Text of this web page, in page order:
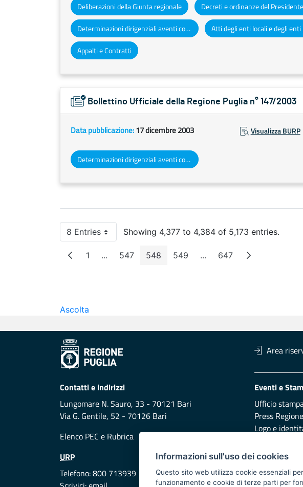
Deliberazioni della Giunta regionale
Determinazioni dirigenziali aventi contenuto di interesse generale
Appalti e Contratti
Bollettino Ufficiale della Regione Puglia n° 147/2003
Data pubblicazione:17 dicembre 2003 Visualizza BURP
Determinazioni dirigenziali aventi contenuto di interesse generale
8 EntriesPer PageShowing 4,377 to 4,384 of 5,173 entries.
Page
1 ...Intermediate Pages
Page
547 Page
548 Page
549 ...Intermediate Pages
Page
647
Ascolta
Area
Contatti e indirizzi
Lungomare N. Sauro, 33 - 70121 Bari
Via G. Gentile, 52 - 70126 Bari
Elenco PEC e Rubrica
Eventi e
Ufficio
Press Regione
Logo e
URP
Telefono: 800 713939
Redazione
Presentazione
Informazioni sull'uso dei cookies
Questo sito web utilizza cookie essenziali
funzionamento e cookie di terze parti per